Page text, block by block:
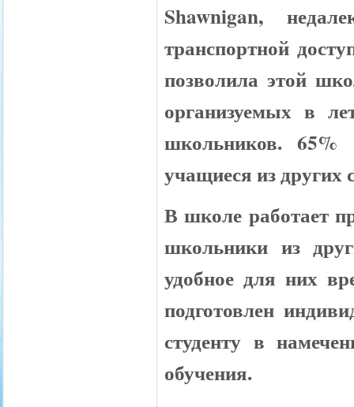
Shawnigan,
транспортной
позволила этой
организуемых в
школьников. 65%
учащиеся из других
В школе работает
школьники из
удобное для них
подготовлен
студенту в
обучения.